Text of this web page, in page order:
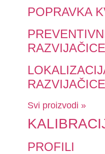
POPRAVKA
RAZVIJAČICE
RAZVIJAČICE
Svi proizvodi »
PROFILI